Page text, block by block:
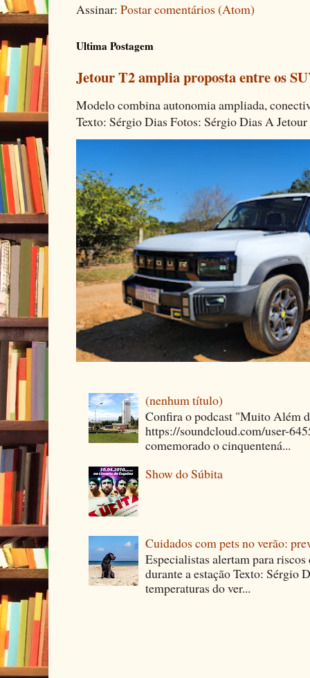
Assinar: Postar comentários (Atom)
Ultima Postagem
Jetour T2 amplia proposta entre os
Modelo combina autonomia ampliada,
Texto: Sérgio Dias Fotos: Sérgio Dias A
(nenhum título)
Confira o podcast "Muito Além
https://soundcloud.com/user-
comemorado o cinquentená...
Show do Súbita
Cuidados com pets no verão:
Especialistas alertam para
durante a estação Texto: Sérgio
temperaturas do ver...